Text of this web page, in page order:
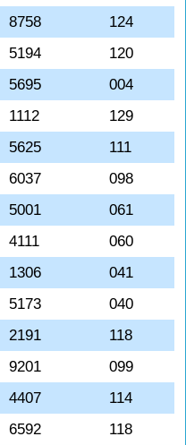
8758
124
5194
120
5695
004
1112
129
5625
111
6037
098
5001
061
4111
060
1306
041
5173
040
2191
118
9201
099
4407
114
6592
118